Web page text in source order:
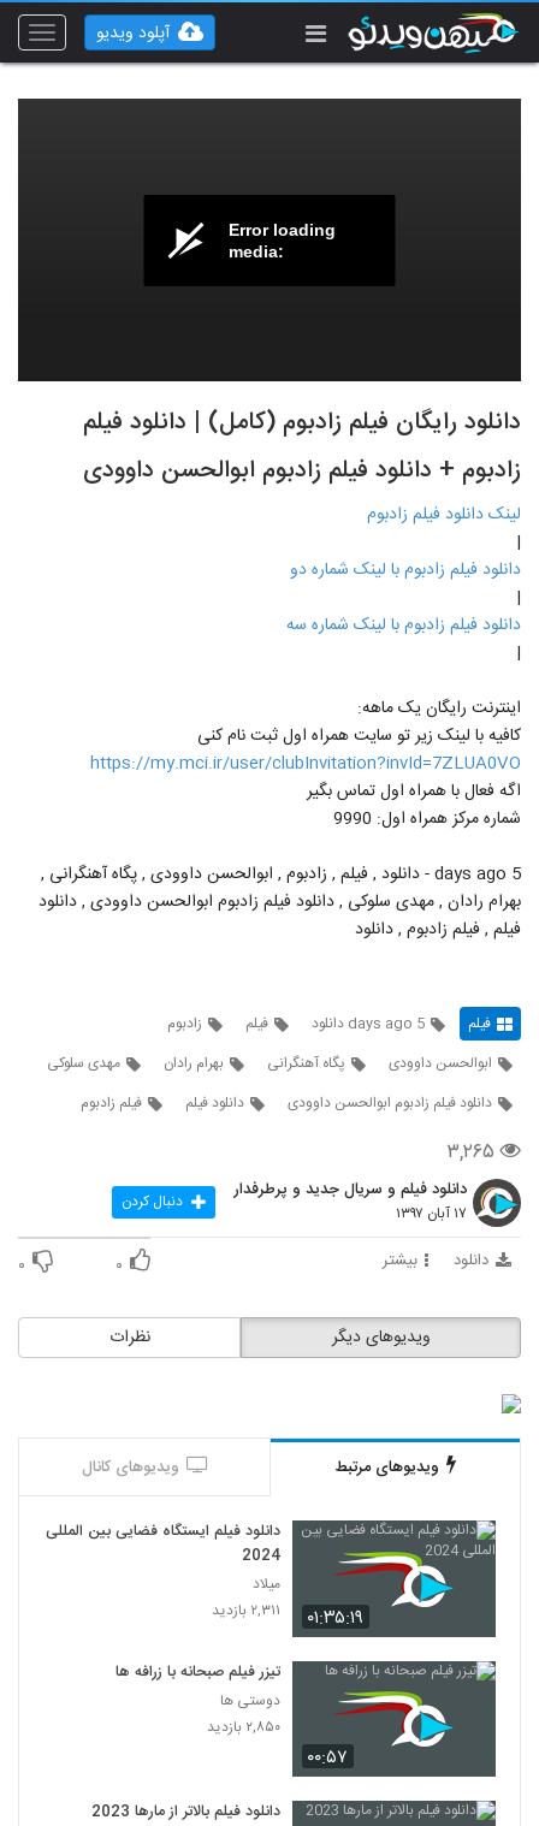
Toggle
آپلود ویدیو
Error loading
media:
دانلود رایگان فیلم زادبوم (کامل) | دانلود فیلم
زادبوم + دانلود فیلم زادبوم ابوالحسن داوودی
لینک دانلود فیلم زادبوم
|
دانلود فیلم زادبوم با لینک شماره دو
|
دانلود فیلم زادبوم با لینک شماره سه
|
اینترنت رایگان یک ماهه:
کافیه با لینک زیر تو سایت همراه اول ثبت نام کنی
https://my.mci.ir/user/clubInvitation?invId=7ZLUA0VO
اگه فعال با همراه اول تماس بگیر
شماره مرکز همراه اول: 9990
5 days ago - دانلود , فیلم , زادبوم , ابوالحسن داوودی , پگاه آهنگرانی ,
بهرام رادان , مهدی سلوکی , دانلود فیلم زادبوم ابوالحسن داوودی , دانلود
فیلم , فیلم زادبوم , دانلود
فیلم 5 days ago دانلود فیلم
زادبوم
ابوالحسن داوودی
پگاه آهنگرانی بهرام رادان
مهدی سلوکی
دانلود فیلم زادبوم ابوالحسن داوودی
دانلود فیلم فیلم زادبوم
۳,۲۶۵
دانلود فیلم و سریال جدید و پرطرفدار
۱۷ آبان ۱۳۹۷ دنبال کردن
دانلود بیشتر ۰ ۰
نظرات ویدیوهای دیگر
ویدیوهای مرتبط ویدیوهای کانال
۰۱:۳۵:۱۹
دانلود فیلم ایستگاه فضایی بین المللی
2024
میلاد
۲,۳۱۱ بازدید
۰۰:۵۷
تیزر فیلم صبحانه با زرافه ها
دوستی ها
۲,۸۵۰ بازدید
دانلود فیلم بالاتر از مارها 2023